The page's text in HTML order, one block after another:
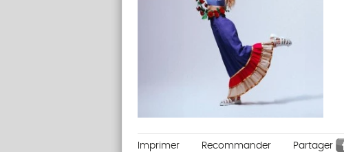
Imprimer Recommander Partager